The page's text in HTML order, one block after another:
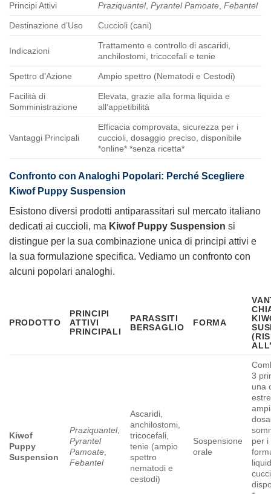
Principi Attivi Praziquantel,Pyrantel Pamoate,Febantel
Destinazione d’Uso Cuccioli (cani)
Indicazioni
Trattamento e controllo di ascaridi,
anchilostomi, tricocefali e tenie
Spettro d’Azione Ampio spettro (Nematodi e Cestodi)
Facilità di
Somministrazione
Elevata, grazie alla forma liquida e
all’appetibilità
Vantaggi Principali
Efficacia comprovata, sicurezza per i
cuccioli, dosaggio preciso, disponibile
*online* *senza ricetta*
Confronto con Analoghi Popolari: Perché Scegliere
Kiwof Puppy Suspension
Esistono diversi prodotti antiparassitari sul mercato italiano
dedicati ai cuccioli, ma Kiwof Puppy Suspension si
distingue per la sua combinazione unica di principi attivi e
la sua formulazione specifica. Vediamo un confronto con
alcuni popolari analoghi.
PRODOTTO
PRINCIPI
ATTIVI
PRINCIPALI
PARASSITI
BERSAGLIO
FORMA
Kiwof
Puppy
Suspension
Praziquantel,
Pyrantel
Pamoate
Febantel
Ascaridi,
anchilostomi,
tricocefali,
tenie (ampio
spettro
nematodi e
cestodi)
Sospensione
orale
3
una
per i